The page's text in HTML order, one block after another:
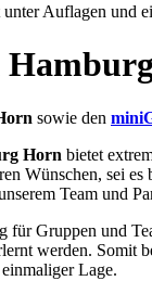
Auflagen und
sowie den
Horn bietet
Wünschen, sei
Team und
für Gruppen und
werden. Somit
Lage.